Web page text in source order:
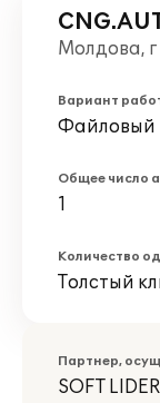
Молдова,
Вариант
Файловый
Общее число
1
Количество
Толстый
Партнер,
SOFT